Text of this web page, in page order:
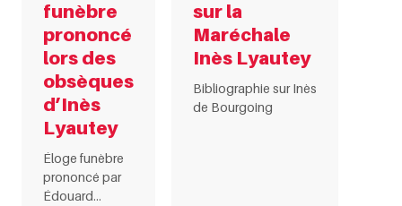
funèbre
prononcé
lors des
obsèques
d’Inès
Lyautey
Éloge funèbre
prononcé par
Édouard
sur la
Maréchale
Inès Lyautey
Bibliographie sur Inès
de Bourgoing